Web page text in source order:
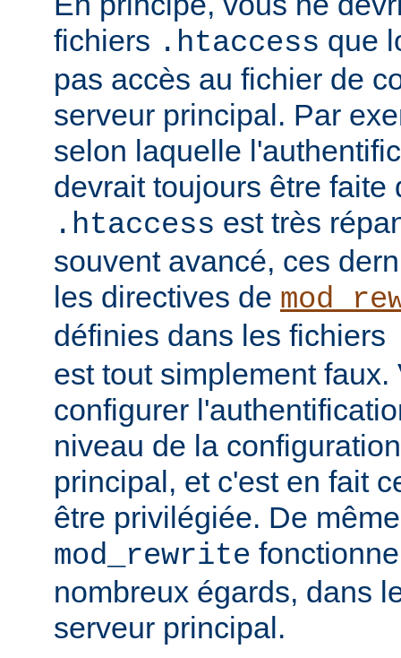
fichiers .htaccess que
pas accès au fichier de
serveur principal. Par
selon laquelle
devrait toujours être faite
.htaccess est très
souvent avancé, ces
les directives de
définies dans les fichiers
est tout simplement faux.
configurer
niveau de la
principal, et c'est en fait
être privilégiée. De
mod_rewrite
nombreux égards, dans
serveur principal.